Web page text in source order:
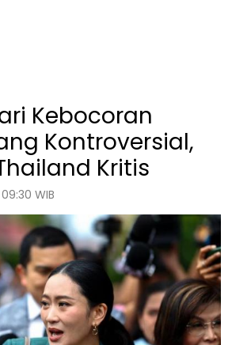
Kebocoran
Kontroversial,
Kritis
WIB